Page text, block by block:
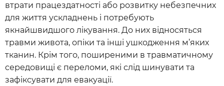
втрати працездатності або розвитку небезпечних
для життя ускладнень і потребують
якнайшвидшого лікування. До них відносяться
травми живота, опіки та інші ушкодження м’яких
тканин. Крім того, поширеними в травматичному
середовищі є переломи, які слід шинувати та
зафіксувати для евакуації.